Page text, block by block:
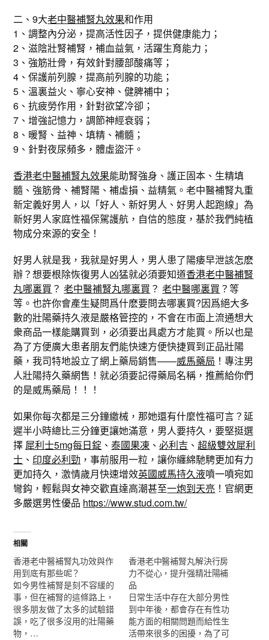
二、9大老中醫補腎丸效果和作用
1、調整內分泌，提高活性因子，提供健康能力；
2、滋陰壯腎補腎，補血益氣，活躍生育能力；
3、強筋壯骨，有效針對腰部酸痛等；
4、保護前列腺，提高前列腺的功能；
5、溫裏益火、寧心安神、健脾補中；
6、抗疲勞作用，針對欲望冷卻；
7、增強記憶力，調節神經衰弱；
8、暖腎、益神、填精、補髓；
9、針對夜尿頻多，體虛盜汗。
香港老中醫補腎丸效果能助腎強身、護正固本、生精填
髓、強筋骨、補腎陽、補虛損、益精氣。老中醫補腎丸重
新定義好男人，以「好人、新好男人、好男人起跑線」為
新好男人家庭性福保駕護航，自信的態度，基於我們純植
物成分來源的安全！
好男人就是我，我就是好男人，男人患了陽痿早泄該怎麽
辦？想要根除恢復男人凶猛就必須要知道香港老中醫補腎
丸哪裏買 ？老中醫補腎丸哪裏買 ？老中醫哪裏買 ？等
等。也許你會產生疑問爲什麽要問去哪裏買?因爲絕大多
數的壯陽藥持久液是嚴格管控的，不會在市面上流通想大
衆商品一樣能購買到，必須要出具處方才能買。所以也是
為了方便廣大患者朋友們能快速方便快捷買到正品壯陽
藥，我司特地設立了網上藥局銷售——威馬藥局 ！專注男
人壯陽持久藥網售！就必須要記得藥局名稱，推薦給你們
的是威馬藥局！！！
如果你每次都是三分鐘繳械，那她還有什麼性福可言？延
遲半小時總比三分鐘更讓她滿意，男人要持久，要堅挺選
擇 犀利士5mg每日錠 、泰國果凍 、必利吉 、超級雙效犀利
士 、 印度必利勁 ，事前服用一粒，讓你纏綿馳騁更加有力
更加持久，激情歲月快速增效英國威馬持久液噴一噴宛如
彎鈎，輕鬆與女神交歡直達高潮甚至一炮到天亮 ！官網更
多嚴選男性優品 https://www.stud.com.tw/
相關
香港老中醫補腎丸功效與作
用到底有那些呢？
如今男性補腎是刻不容緩的
事，但在補腎的這條路上，
很多朋友做了太多的試驗錯
誤，吃了很多沒用的壯陽藥
物，…
香港老中醫補腎丸解決行房
力不從心，提升强精壯陽補
品
日常生活中存在大部分男性
到中年後，都會存在有性功
能方面的相關問題而給性生
活帶來很多的困擾，為了可